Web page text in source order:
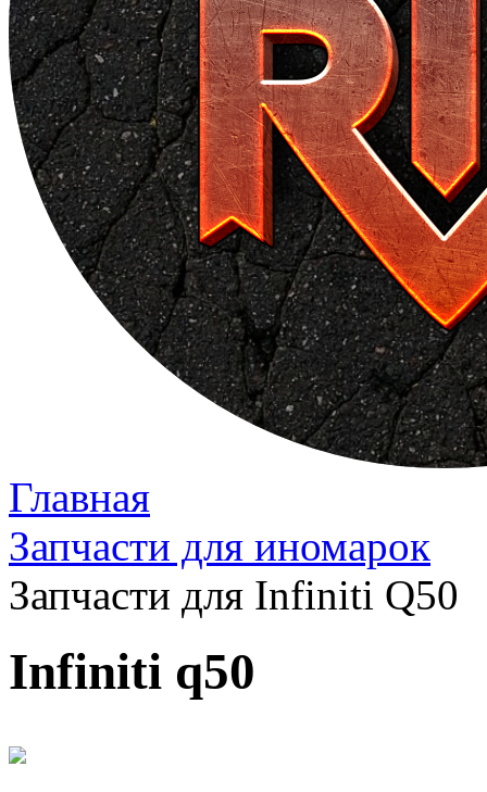
Главная
Запчасти для иномарок
Запчасти для Infiniti Q50
Infiniti q50